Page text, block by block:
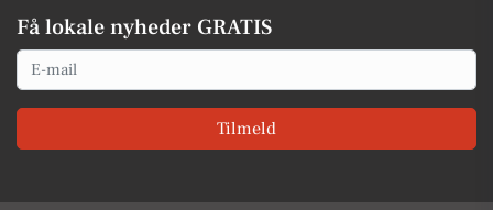
Få lokale nyheder GRATIS
Email
Tilmeld